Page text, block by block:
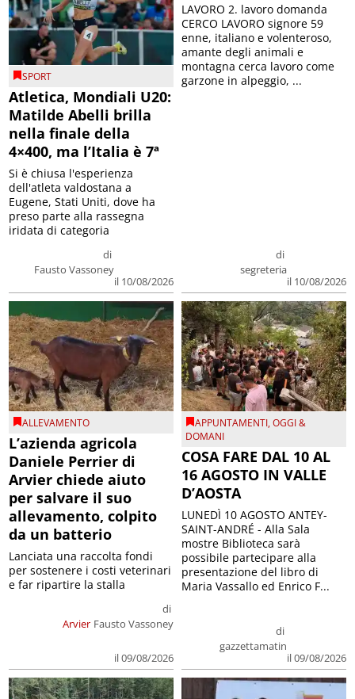
SPORT
Atletica, Mondiali U20:
Matilde Abelli brilla
nella finale della
4×400, ma l’Italia è 7ª
di
Fausto Vassoney
il 10/08/2026
Si è chiusa l'esperienza
dell'atleta valdostana a
Eugene, Stati Uniti, dove ha
preso parte alla rassegna
iridata di categoria
di
segreteria
il 10/08/2026
LAVORO 2. lavoro domanda
CERCO LAVORO signore 59
enne, italiano e volenteroso,
amante degli animali e
montagna cerca lavoro come
garzone in alpeggio, ...
ALLEVAMENTO
L’azienda agricola
Daniele Perrier di
Arvier chiede aiuto
per salvare il suo
allevamento, colpito
da un batterio
Arvier
di
Fausto Vassoney
il 09/08/2026
Lanciata una raccolta fondi
per sostenere i costi veterinari
e far ripartire la stalla
APPUNTAMENTI,OGGI &
DOMANI
COSA FARE DAL 10 AL
16 AGOSTO IN VALLE
D’AOSTA
di
gazzettamatin
il 09/08/2026
LUNEDÌ 10 AGOSTO ANTEY-
SAINT-ANDRÉ - Alla Sala
mostre Biblioteca sarà
possibile partecipare alla
presentazione del libro di
Maria Vassallo ed Enrico F...